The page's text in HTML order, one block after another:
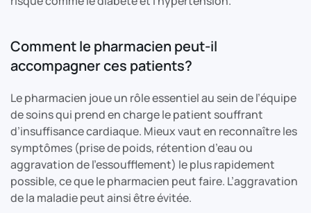
Comment le pharmacien peut-il
accompagner ces patients?
Le pharmacien joue un rôle essentiel au sein de l’équipe
de soins qui prend en charge le patient souffrant
d’insuffisance cardiaque. Mieux vaut en reconnaître les
symptômes (prise de poids, rétention d’eau ou
aggravation de l’essoufflement) le plus rapidement
possible, ce que le pharmacien peut faire. L’aggravation
de la maladie peut ainsi être évitée.